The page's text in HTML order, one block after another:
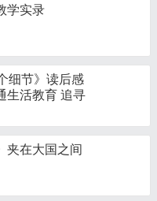
学实录
细节》读后感
生活教育 追寻
夹在大国之间